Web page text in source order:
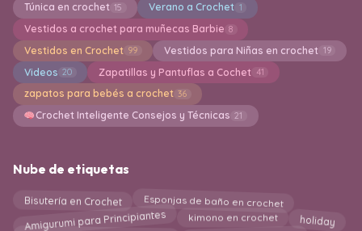
Túnica en crochet 15 Verano a Crochet 1
Vestidos a crochet para muñecas Barbie 8
Vestidos en Crochet 99 Vestidos para Niñas en crochet 19
Videos 20 Zapatillas y Pantuflas a Cochet 41
zapatos para bebés a crochet 36
Crochet Inteligente Consejos y Técnicas 21
Nube de etiquetas
Bisutería en Crochet Esponjas de baño en crochet
Amigurumi para Principiantes kimono en crochet holiday